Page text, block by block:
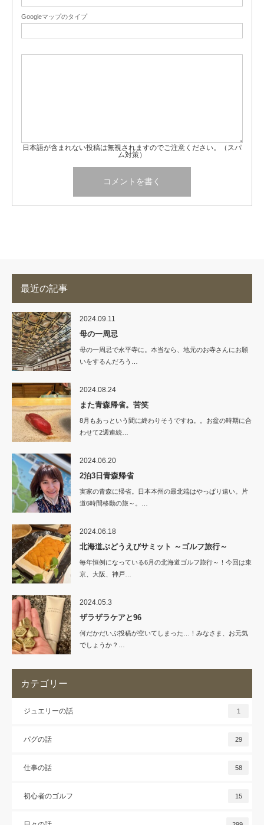
Googleマップのタイプ
日本語が含まれない投稿は無視されますのでご注意ください。（スパ
ム対策）
最近の記事
2024.09.11
母の一周忌
母の一周忌で永平寺に。本当なら、地元のお寺さんにお願
いをするんだろう…
2024.08.24
また青森帰省。苦笑
8月もあっという間に終わりそうですね。。お盆の時期に合
わせて2週連続…
2024.06.20
2泊3日青森帰省
実家の青森に帰省。日本本州の最北端はやっぱり遠い。片
道6時間移動の旅～。…
2024.06.18
北海道ぶどうえびサミット ～ゴルフ旅行～
毎年恒例になっている6月の北海道ゴルフ旅行～！今回は東
京、大阪、神戸…
2024.05.3
ザラザラケアと96
何だかだいぶ投稿が空いてしまった…！みなさま、お元気
でしょうか？…
カテゴリー
ジュエリーの話 1
パグの話 29
仕事の話 58
初心者のゴルフ 15